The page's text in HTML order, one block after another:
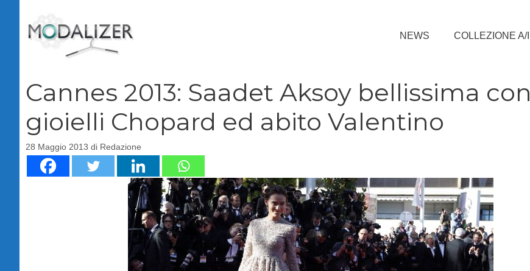
contenuto
NEWS COLLEZIONE A/I
Cannes 2013: Saadet Aksoy bellissima con
gioielli Chopard ed abito Valentino
28 Maggio 2013 di Redazione